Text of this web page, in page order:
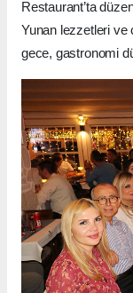
Restaurant’ta
Yunan lezzetleri ve
gece, gastronomi